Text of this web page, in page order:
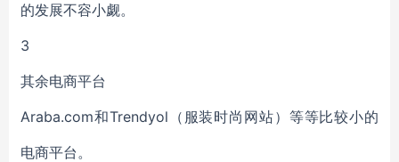
的发展不容小觑。
3
其余电商平台
Araba.com和Trendyol（服装时尚网站）等等比较小的
电商平台。